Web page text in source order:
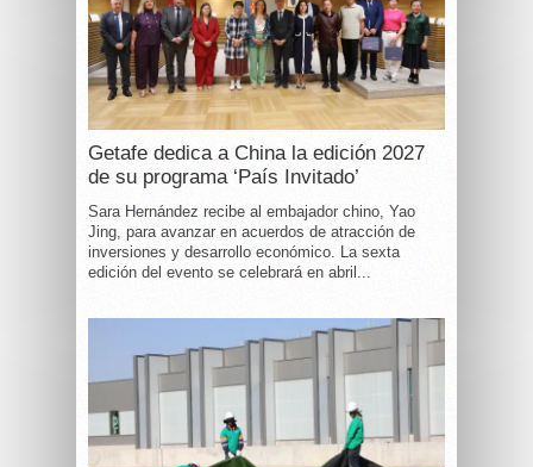
Getafe dedica a China la edición 2027
de su programa ‘País Invitado’
Sara Hernández recibe al embajador chino, Yao
Jing, para avanzar en acuerdos de atracción de
inversiones y desarrollo económico. La sexta
edición del evento se celebrará en abril...